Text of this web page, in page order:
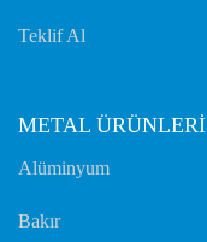
Teklif Al
METAL ÜRÜNLERİ
Alüminyum
Bakır